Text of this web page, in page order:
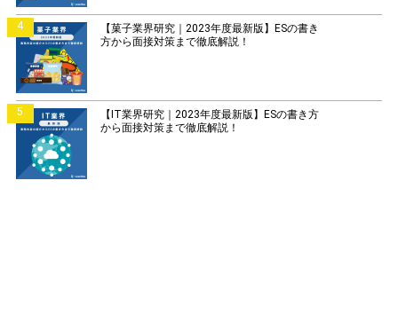
4
【菓子業界研究｜2023年度最新版】ESの書き
方から面接対策まで徹底解説！
5
【IT業界研究｜2023年度最新版】ESの書き方
から面接対策まで徹底解説！